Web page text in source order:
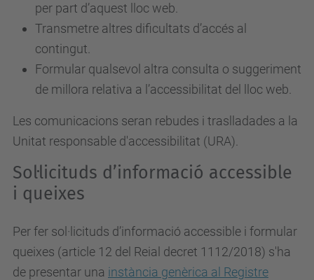
per part d’aquest lloc web.
Transmetre altres dificultats d’accés al
contingut.
Formular qualsevol altra consulta o suggeriment
de millora relativa a l’accessibilitat del lloc web.
Les comunicacions seran rebudes i traslladades a la
Unitat responsable d'accessibilitat (URA).
Sol·licituds d’informació accessible
i queixes
Per fer sol·licituds d’informació accessible i formular
queixes (article 12 del Reial decret 1112/2018) s'ha
de presentar una instància genèrica al Registre